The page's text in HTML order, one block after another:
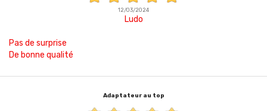
12/03/2024
Ludo
Pas de surprise
De bonne qualité
Adaptateur au top